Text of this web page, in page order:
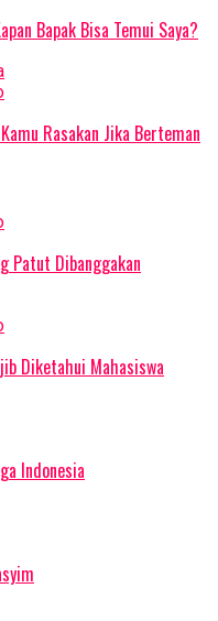
Bapak Bisa Temui Saya?
Rasakan Jika Berteman
Patut Dibanggakan
Diketahui Mahasiswa
Indonesia